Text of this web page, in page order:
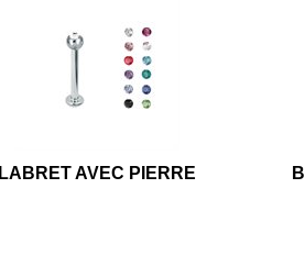
LABRET AVEC PIERRE